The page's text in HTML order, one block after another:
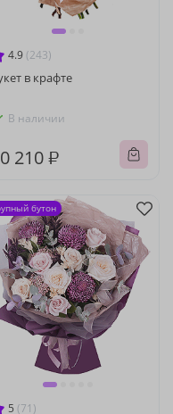
4.9 (243)
в крафте
В наличии
210 ₽
5 (71)
бутон